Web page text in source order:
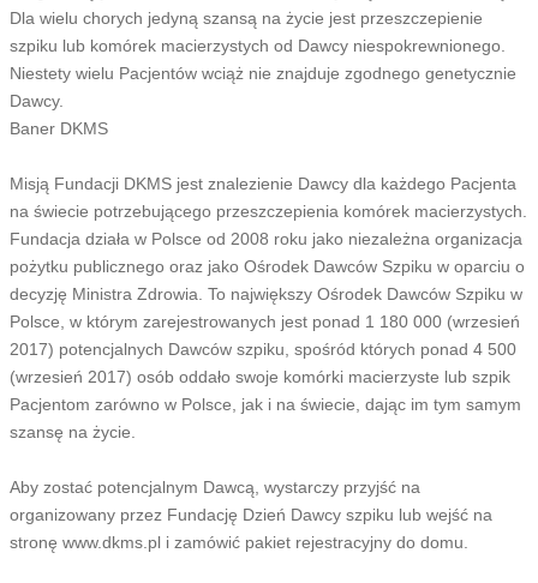
Dla wielu chorych jedyną szansą na życie jest przeszczepienie
szpiku lub komórek macierzystych od Dawcy niespokrewnionego.
Niestety wielu Pacjentów wciąż nie znajduje zgodnego genetycznie
Dawcy.
Baner DKMS
Misją Fundacji DKMS jest znalezienie Dawcy dla każdego Pacjenta
na świecie potrzebującego przeszczepienia komórek macierzystych.
Fundacja działa w Polsce od 2008 roku jako niezależna organizacja
pożytku publicznego oraz jako Ośrodek Dawców Szpiku w oparciu o
decyzję Ministra Zdrowia. To największy Ośrodek Dawców Szpiku w
Polsce, w którym zarejestrowanych jest ponad 1 180 000 (wrzesień
2017) potencjalnych Dawców szpiku, spośród których ponad 4 500
(wrzesień 2017) osób oddało swoje komórki macierzyste lub szpik
Pacjentom zarówno w Polsce, jak i na świecie, dając im tym samym
szansę na życie.
Aby zostać potencjalnym Dawcą, wystarczy przyjść na
organizowany przez Fundację Dzień Dawcy szpiku lub wejść na
stronę www.dkms.pl i zamówić pakiet rejestracyjny do domu.